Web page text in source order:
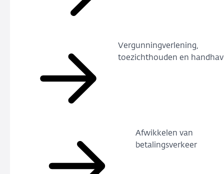
Vergunningverlening,
toezichthouden en
Afwikkelen van
betalingsverkeer